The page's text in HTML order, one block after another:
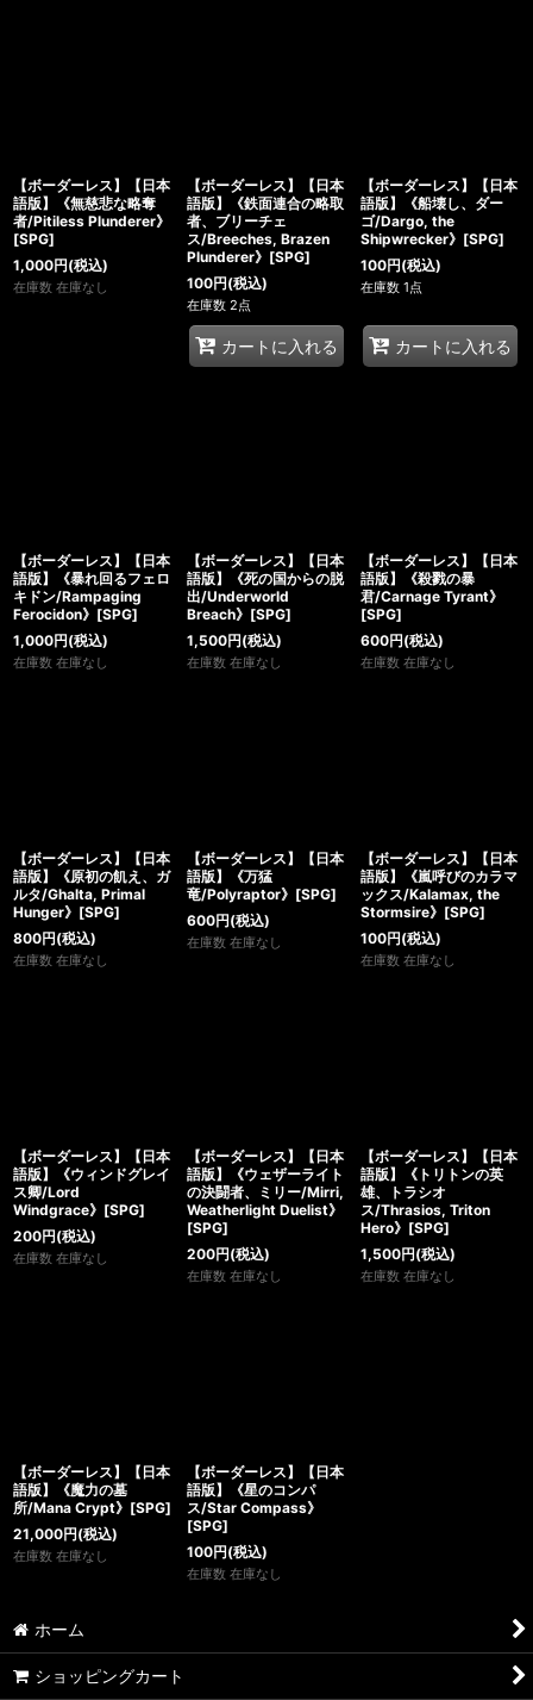
【ボーダーレス】【日本
語版】《無慈悲な略奪
者/Pitiless Plunderer》
[SPG]
1,000円(税込)
在庫数 在庫なし
【ボーダーレス】【日本
語版】《鉄面連合の略取
者、ブリーチェ
ス/Breeches, Brazen
Plunderer》[SPG]
100円(税込)
在庫数 2点
カートに入れる
【ボーダーレス】【日本
語版】《船壊し、ダー
ゴ/Dargo, the
Shipwrecker》[SPG]
100円(税込)
在庫数 1点
カートに入れる
【ボーダーレス】【日本
語版】《暴れ回るフェロ
キドン/Rampaging
Ferocidon》[SPG]
1,000円(税込)
在庫数 在庫なし
【ボーダーレス】【日本
語版】《死の国からの脱
出/Underworld
Breach》[SPG]
1,500円(税込)
在庫数 在庫なし
【ボーダーレス】【日本
語版】《殺戮の暴
君/Carnage Tyrant》
[SPG]
600円(税込)
在庫数 在庫なし
【ボーダーレス】【日本
語版】《原初の飢え、ガ
ルタ/Ghalta, Primal
Hunger》[SPG]
800円(税込)
在庫数 在庫なし
【ボーダーレス】【日本
語版】《万猛
竜/Polyraptor》[SPG]
600円(税込)
在庫数 在庫なし
【ボーダーレス】【日本
語版】《嵐呼びのカラマ
ックス/Kalamax, the
Stormsire》[SPG]
100円(税込)
在庫数 在庫なし
【ボーダーレス】【日本
語版】《ウィンドグレイ
ス卿/Lord
Windgrace》[SPG]
200円(税込)
在庫数 在庫なし
【ボーダーレス】【日本
語版】《ウェザーライト
の決闘者、ミリー/Mirri,
Weatherlight Duelist》
[SPG]
200円(税込)
在庫数 在庫なし
【ボーダーレス】【日本
語版】《トリトンの英
雄、トラシオ
ス/Thrasios, Triton
Hero》[SPG]
1,500円(税込)
在庫数 在庫なし
【ボーダーレス】【日本
語版】《魔力の墓
所/Mana Crypt》[SPG]
21,000円(税込)
在庫数 在庫なし
【ボーダーレス】【日本
語版】《星のコンパ
ス/Star Compass》
[SPG]
100円(税込)
在庫数 在庫なし
ホーム
ショッピングカート